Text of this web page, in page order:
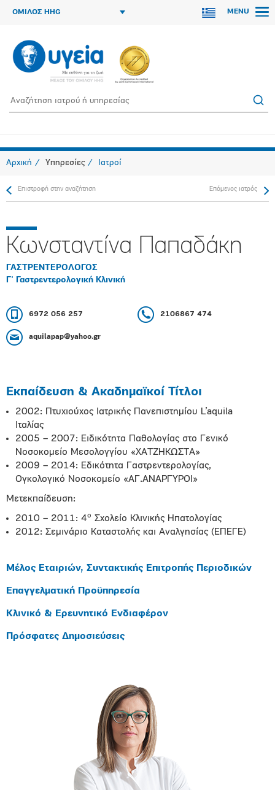
ΟΜΙΛΟΣ HHG MENU
Αρχική Υπηρεσίες Ιατροί
Επιστροφή στην αναζήτηση Επόμενος ιατρός
Κωνσταντίνα Παπαδάκη
ΓΑΣΤΡΕΝΤΕΡΟΛΟΓΟΣ
Γ' Γαστρεντερολογική Κλινική
6972 056 257 2106867 474
aquilapap@yahoo.gr
Εκπαίδευση & Ακαδημαϊκοί Τίτλοι
2002: Πτυχιούχος Ιατρικής Πανεπιστημίου L’aquila
Ιταλίας
2005 – 2007: Ειδικότητα Παθολογίας στο Γενικό
Νοσοκομείο Μεσολογγίου «ΧΑΤΖΗΚΩΣΤΑ»
2009 – 2014: Εδικότητα Γαστρεντερολογίας,
Ογκολογικό Νοσοκομείο «ΑΓ.ΑΝΑΡΓΥΡΟΙ»
Μετεκπαίδευση:
2010 – 2011: 4ο Σχολείο Κλινικής Ηπατολογίας
2012: Σεμινάριο Καταστολής και Αναλγησίας (ΕΠΕΓΕ)
Μέλος Εταιριών, Συντακτικής Επιτροπής Περιοδικών
Επαγγελματική Προϋπηρεσία
Κλινικό & Ερευνητικό Ενδιαφέρον
Πρόσφατες Δημοσιεύσεις